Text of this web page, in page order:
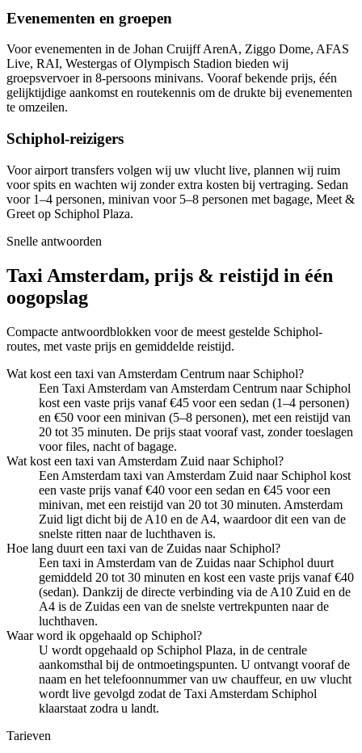
Evenementen en groepen
Voor evenementen in de Johan Cruijff ArenA, Ziggo Dome, AFAS
Live, RAI, Westergas of Olympisch Stadion bieden wij
groepsvervoer in 8-persoons minivans. Vooraf bekende prijs, één
gelijktijdige aankomst en routekennis om de drukte bij evenementen
te omzeilen.
Schiphol-reizigers
Voor airport transfers volgen wij uw vlucht live, plannen wij ruim
voor spits en wachten wij zonder extra kosten bij vertraging. Sedan
voor 1–4 personen, minivan voor 5–8 personen met bagage, Meet &
Greet op Schiphol Plaza.
Snelle antwoorden
Taxi Amsterdam, prijs & reistijd in één
oogopslag
Compacte antwoordblokken voor de meest gestelde Schiphol-
routes, met vaste prijs en gemiddelde reistijd.
Wat kost een taxi van Amsterdam Centrum naar Schiphol?
Een Taxi Amsterdam van Amsterdam Centrum naar Schiphol
kost een vaste prijs vanaf €45 voor een sedan (1–4 personen)
en €50 voor een minivan (5–8 personen), met een reistijd van
20 tot 35 minuten. De prijs staat vooraf vast, zonder toeslagen
voor files, nacht of bagage.
Wat kost een taxi van Amsterdam Zuid naar Schiphol?
Een Amsterdam taxi van Amsterdam Zuid naar Schiphol kost
een vaste prijs vanaf €40 voor een sedan en €45 voor een
minivan, met een reistijd van 20 tot 30 minuten. Amsterdam
Zuid ligt dicht bij de A10 en de A4, waardoor dit een van de
snelste ritten naar de luchthaven is.
Hoe lang duurt een taxi van de Zuidas naar Schiphol?
Een taxi in Amsterdam van de Zuidas naar Schiphol duurt
gemiddeld 20 tot 30 minuten en kost een vaste prijs vanaf €40
(sedan). Dankzij de directe verbinding via de A10 Zuid en de
A4 is de Zuidas een van de snelste vertrekpunten naar de
luchthaven.
Waar word ik opgehaald op Schiphol?
U wordt opgehaald op Schiphol Plaza, in de centrale
aankomsthal bij de ontmoetingspunten. U ontvangt vooraf de
naam en het telefoonnummer van uw chauffeur, en uw vlucht
wordt live gevolgd zodat de Taxi Amsterdam Schiphol
klaarstaat zodra u landt.
Tarieven